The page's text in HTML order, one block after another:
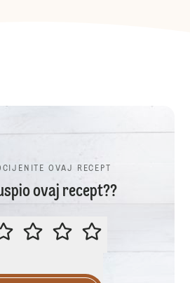
OVAJ RECEPT
ovaj recept??
MOLIMO OCIJENITE OVAJ